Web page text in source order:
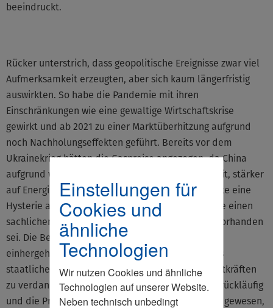
Einstellungen für
Cookies und
ähnliche
Technologien
Wir nutzen Cookies und ähnliche
Technologien auf unserer Website.
Neben technisch unbedingt
beeindruckt.
Rücker unterstrich, dass geopolitische Ereignisse zwar viel
Aufmerksamkeit erzeugten, aber sich kaum längerfristig
auswirkten. So habe die Pandemie mit ihren
Einschränkungen wie eine gewaltige Wirtschaftskrise
gewirkt und ab 2021 zu einer Marktüberhitzung aufgrund
noch Nachholungseffekten geführt. Bereits vor dem
Ukrainekrieg hätten die Gaspreise angezogen, da China
aufgrund von einer bestehenden Energieknappheit, stärker
auf Energieimporte angewiesen war. Der Krieg löste eine
Hysterie aus, die die Preise explodieren ließ, ohne einen
sachlichen Grund, da weltweit ausreichend Gas vorhanden
sei. Die Beruhigung der Märkte und damit der
einhergehende Preisverfall sei, nicht das Ergebnis
staatlicher Intervention, sondern allein den Marktkräften
zu verdanken. Chinas Nachfrage nach Gas wurde rückläufig
und die Preise gaben nach. Ein positiver Effekt sei gewesen,